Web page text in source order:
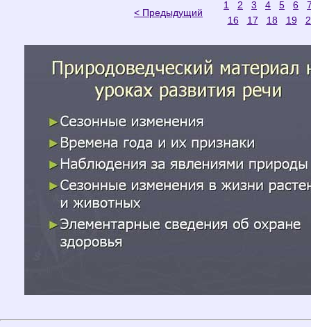
< Предыдущий
1 2 3 4 5 6
16
17 18 19